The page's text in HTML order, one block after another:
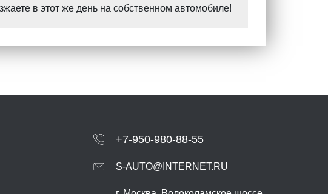
в этот же день на собственном автомобиле!
+7-950-980-88-55
S-AUTO@INTERNET.RU